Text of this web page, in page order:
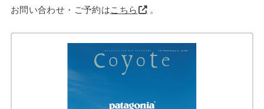
お問い合わせ・ご予約はこちら 。